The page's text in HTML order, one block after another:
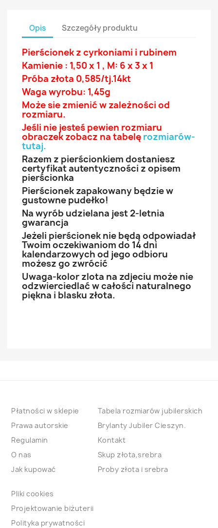
Opis Szczegóły produktu
Pierścionek z cyrkoniami i rubinem
Kamienie : 1,50 x 1 , M: 6 x 3 x 1
Próba złota 0,585/tj.14kt
Waga wyrobu: 1,45g
Może sie zmienić w zależności od
rozmiaru.
Jeśli nie jesteś pewien rozmiaru
obraczek zobacz na tabelę rozmiarów-
tutaj.
Razem z pierścionkiem dostaniesz
certyfikat autentyczności z opisem
pierścionka
Pierścionek zapakowany będzie w
gustowne pudełko!
Na wyrób udzielana jest 2-letnia
gwarancja
Jeżeli pierścionek nie będą odpowiadał
Twoim oczekiwaniom do 14 dni
kalendarzowych od jego odbioru
możesz go zwrócić
Uwaga-kolor zlota na zdjeciu może nie
odzwierciedlać w całości naturalnego
piękna i blasku złota.
Płatności w sklepie
Prawa autorskie
Regulamin
O nas
Jak kupować
Tabela rozmiarów jubilerskich
Brylanty Jubiler Cieszyn.
Kontakt
Skup złota,srebra
Proby złota i srebra
Pliki cookies
Projektowanie biżuterii
Polityka prywatności